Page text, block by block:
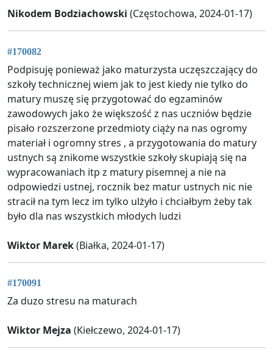
Nikodem Bodziachowski (Częstochowa, 2024-01-17)
#170082
Podpisuję ponieważ jako maturzysta uczęszczający do
szkoły technicznej wiem jak to jest kiedy nie tylko do
matury muszę się przygotować do egzaminów
zawodowych jako że większość z nas uczniów będzie
pisało rozszerzone przedmioty ciąży na nas ogromy
materiał i ogromny stres , a przygotowania do matury
ustnych są znikome wszystkie szkoły skupiają się na
wypracowaniach itp z matury pisemnej a nie na
odpowiedzi ustnej, rocznik bez matur ustnych nic nie
stracił na tym lecz im tylko ulżyło i chciałbym żeby tak
było dla nas wszystkich młodych ludzi
Wiktor Marek(Białka, 2024-01-17)
#170091
Za duzo stresu na maturach
Wiktor Mejza (Kiełczewo, 2024-01-17)